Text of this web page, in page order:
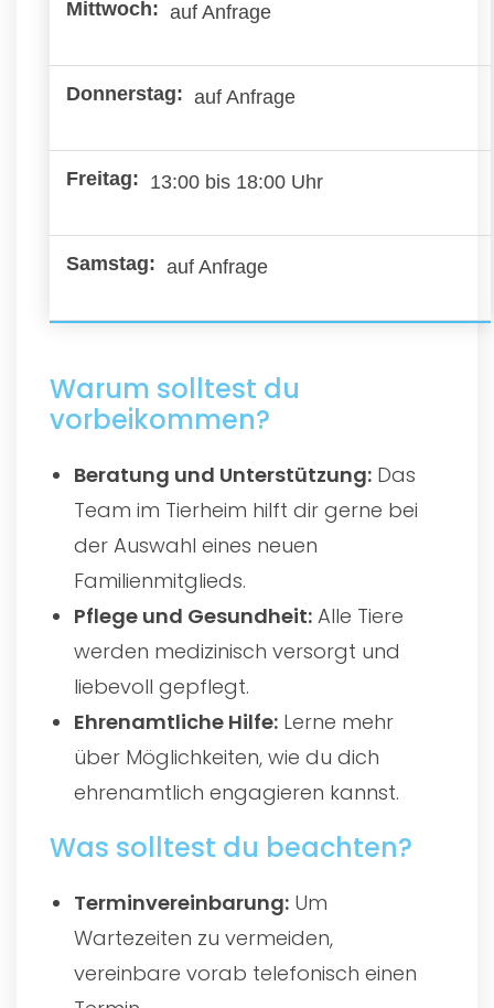
auf Anfrage
auf Anfrage
13:00 bis 18:00 Uhr
auf Anfrage
Warum solltest du
vorbeikommen?
Beratung und Unterstützung: Das
Team im Tierheim hilft dir gerne bei
der Auswahl eines neuen
Familienmitglieds.
Pflege und Gesundheit: Alle Tiere
werden medizinisch versorgt und
liebevoll gepflegt.
Ehrenamtliche Hilfe: Lerne mehr
über Möglichkeiten, wie du dich
ehrenamtlich engagieren kannst.
Was solltest du beachten?
Terminvereinbarung: Um
Wartezeiten zu vermeiden,
vereinbare vorab telefonisch einen